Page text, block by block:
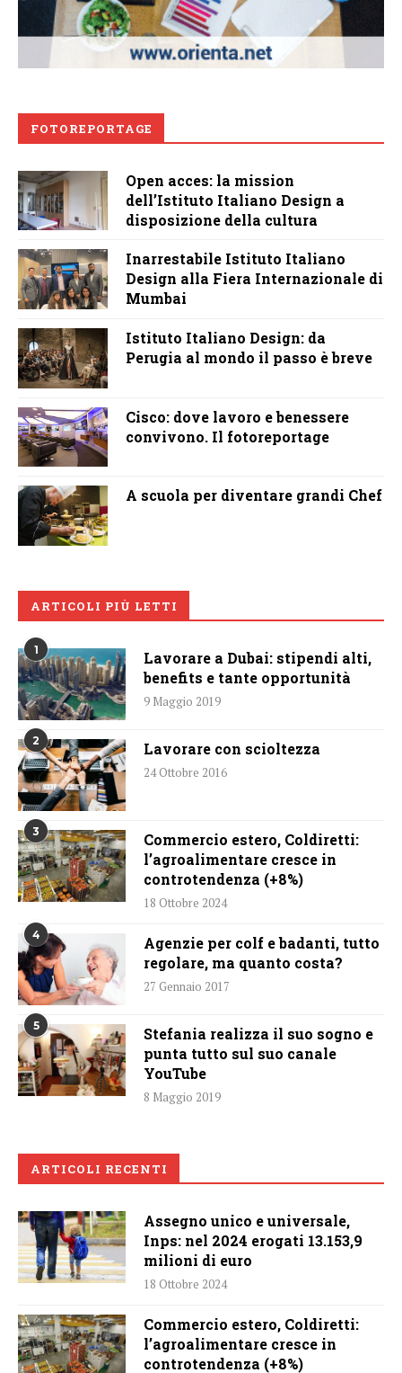
FOTOREPORTAGE
Open acces: la mission
dell’Istituto Italiano Design a
disposizione della cultura
Inarrestabile Istituto Italiano
Design alla Fiera Internazionale di
Mumbai
Istituto Italiano Design: da
Perugia al mondo il passo è breve
Cisco: dove lavoro e benessere
convivono. Il fotoreportage
A scuola per diventare grandi Chef
ARTICOLI PIÙ LETTI
1
Lavorare a Dubai: stipendi alti,
benefits e tante opportunità
9 Maggio 2019
2 Lavorare con scioltezza
24 Ottobre 2016
3
Commercio estero, Coldiretti:
l’agroalimentare cresce in
controtendenza (+8%)
18 Ottobre 2024
4
Agenzie per colf e badanti, tutto
regolare, ma quanto costa?
27 Gennaio 2017
5
Stefania realizza il suo sogno e
punta tutto sul suo canale
YouTube
8 Maggio 2019
ARTICOLI RECENTI
Assegno unico e universale,
Inps: nel 2024 erogati 13.153,9
milioni di euro
18 Ottobre 2024
Commercio estero, Coldiretti:
l’agroalimentare cresce in
controtendenza (+8%)